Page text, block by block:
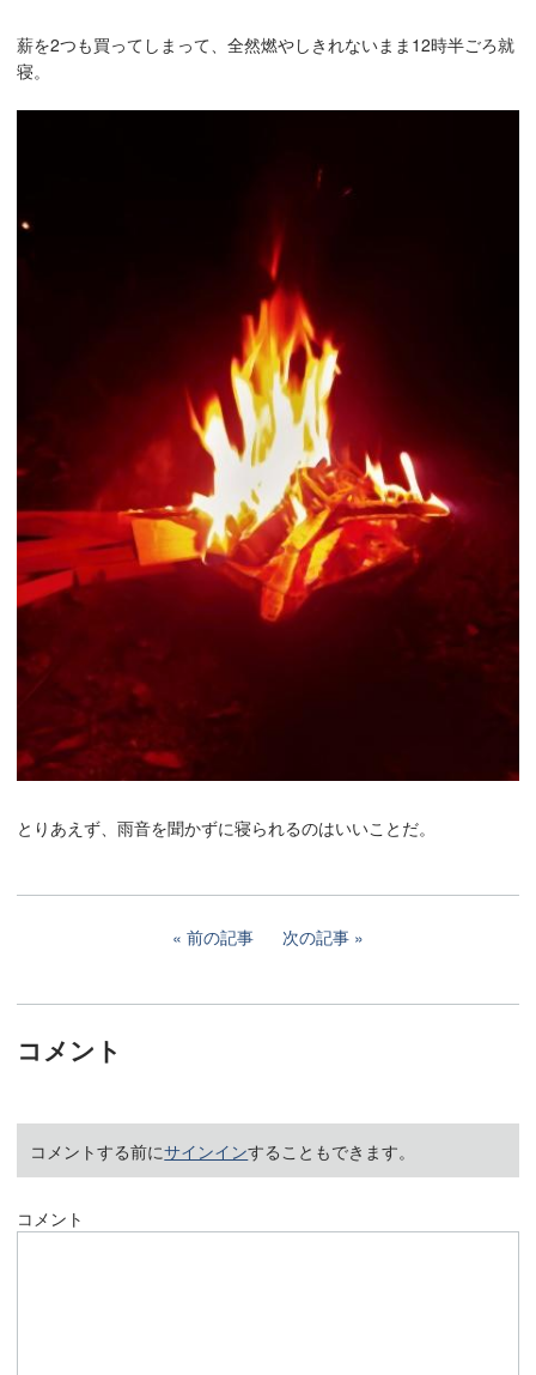
薪を2つも買ってしまって、全然燃やしきれないまま12時半ごろ就
寝。
とりあえず、雨音を聞かずに寝られるのはいいことだ。
前の記事 次の記事
コメント
コメントする前にサインインすることもできます。
コメント